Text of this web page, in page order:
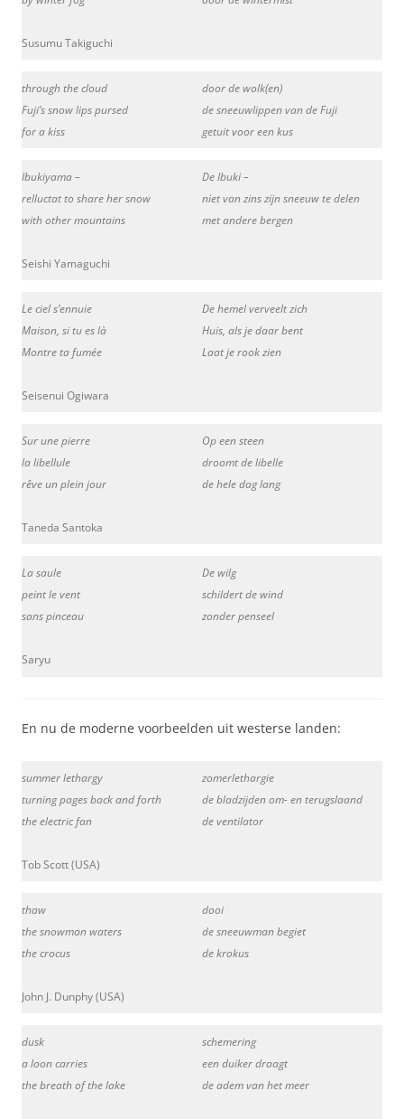
Susumu Takiguchi
through the cloud
Fuji’s snow lips pursed
for a kiss
door de wolk(en)
de sneeuwlippen van de Fuji
getuit voor een kus
Ibukiyama –
relluctat to share her snow
with other mountains
Seishi Yamaguchi
De Ibuki –
niet van zins zijn sneeuw te delen
met andere bergen
Le ciel s’ennuie
Maison, si tu es là
Montre ta fumée
Seisenui Ogiwara
De hemel verveelt zich
Huis, als je daar bent
Laat je rook zien
Sur une pierre
la libellule
rêve un plein jour
Taneda Santoka
Op een steen
droomt de libelle
de hele dag lang
La saule
peint le vent
sans pinceau
Saryu
De wilg
schildert de wind
zonder penseel
En nu de moderne voorbeelden uit westerse landen:
summer lethargy
turning pages back and forth
the electric fan
Tob Scott (USA)
zomerlethargie
de bladzijden om- en terugslaand
de ventilator
thaw
the snowman waters
the crocus
John J. Dunphy (USA)
dooi
de sneeuwman begiet
de krokus
dusk
a loon carries
the breath of the lake
schemering
een duiker draagt
de adem van het meer